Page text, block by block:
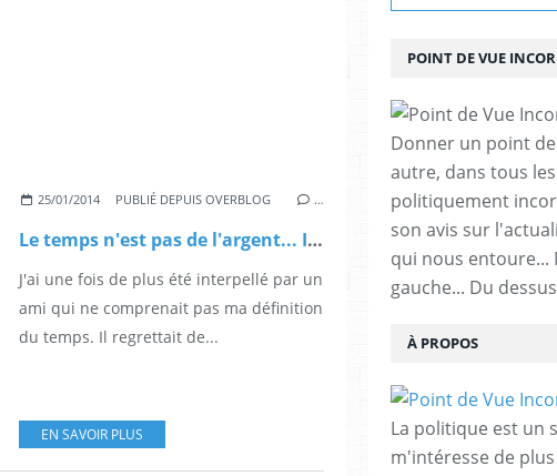
25/01/2014 PUBLIÉ DEPUIS OVERBLOG …
Le temps n'est pas de l'argent... Il ne le sera jamais !
J'ai une fois de plus été interpellé par un
ami qui ne comprenait pas ma définition
du temps. Il regrettait de...
EN SAVOIR PLUS
POINT DE VUE
Donner un point
autre, dans tous
politiquement
son avis sur
qui nous entoure...
gauche... Du
À PROPOS
La politique est un
m'intéresse de